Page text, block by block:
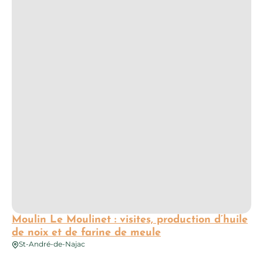
Moulin Le Moulinet : visites, production d’huile
de noix et de farine de meule
St-André-de-Najac